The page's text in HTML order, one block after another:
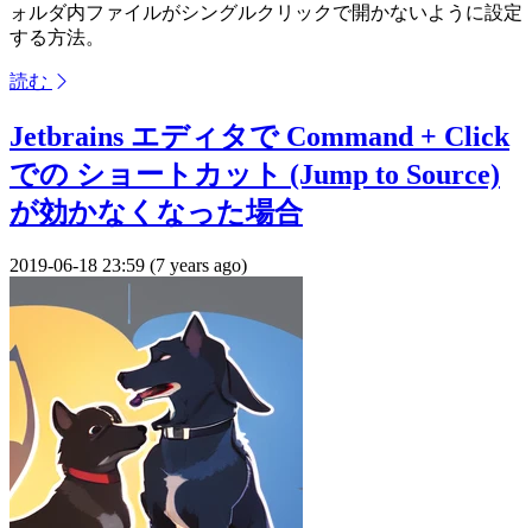
ォルダ内ファイルがシングルクリックで開かないように設定
する方法。
読む
Jetbrains エディタで Command + Click
での ショートカット (Jump to Source)
が効かなくなった場合
2019-06-18 23:59 (7 years ago)